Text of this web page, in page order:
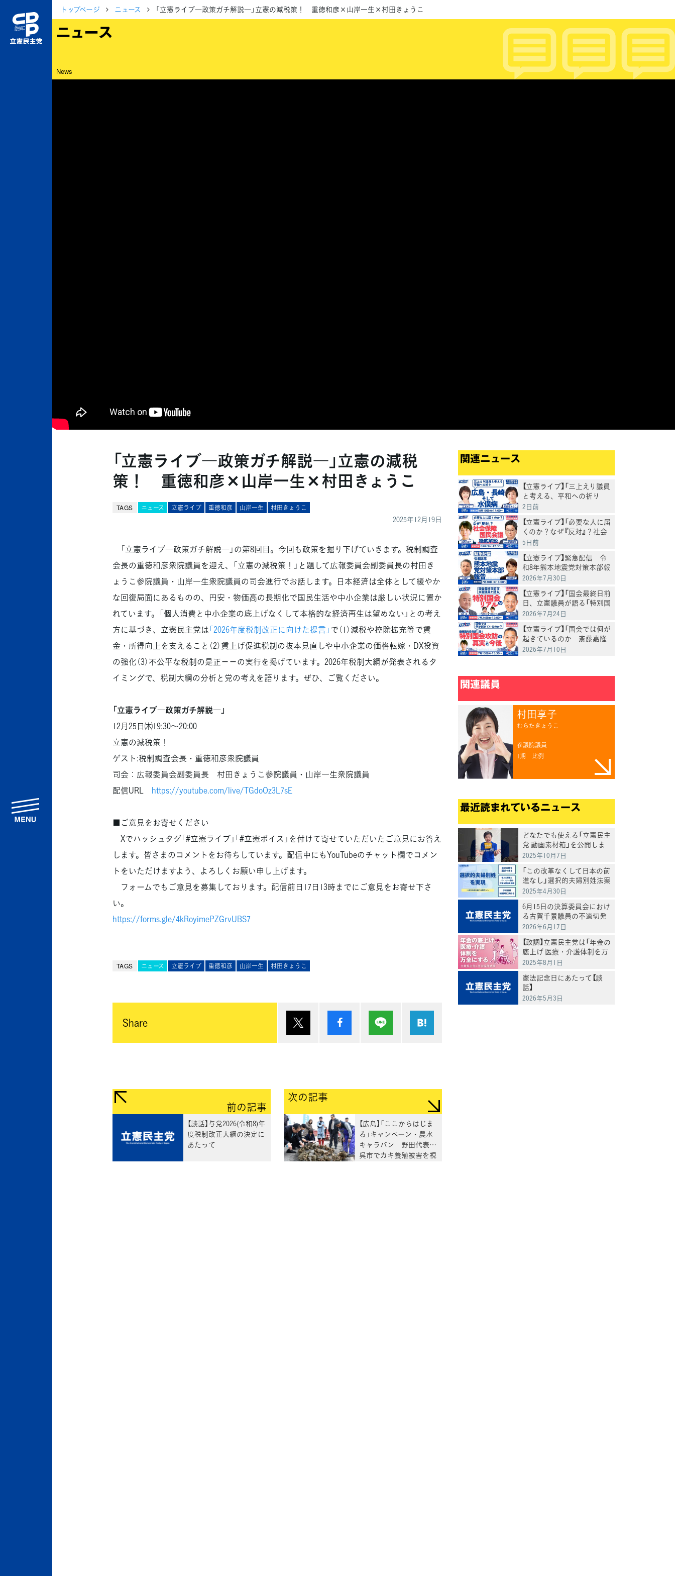
トップページ ニュース 「立憲ライブ―政策ガチ解説―」立憲の減税策！ 重徳和彦×山岸一生×村田きょうこ
ニュース
News
「立憲ライブ―政策ガチ解説―」立憲の減税
策！ 重徳和彦×山岸一生×村田きょうこ
TAGS ニュース 立憲ライブ 重徳和彦 山岸一生 村田きょうこ
2025年12月19日
「立憲ライブ―政策ガチ解説―」の第8回目。今回も政策を掘り下げていきます。税制調査
会長の重徳和彦衆院議員を迎え、「立憲の減税策！」と題して広報委員会副委員長の村田き
ょうこ参院議員・山岸一生衆院議員の司会進行でお話します。日本経済は全体として緩やか
な回復局面にあるものの、円安・物価高の長期化で国民生活や中小企業は厳しい状況に置か
れています。「個人消費と中小企業の底上げなくして本格的な経済再生は望めない」との考え
方に基づき、立憲民主党は「2026年度税制改正に向けた提言」で（1）減税や控除拡充等で賃
金・所得向上を支えること（2）賃上げ促進税制の抜本見直しや中小企業の価格転嫁・DX投資
の強化（3）不公平な税制の是正－－の実行を掲げています。2026年税制大綱が発表されるタ
イミングで、税制大綱の分析と党の考えを語ります。ぜひ、ご覧ください。
「立憲ライブ―政策ガチ解説―」
12月25日㈭19:30～20:00
立憲の減税策！
ゲスト:税制調査会長・重徳和彦衆院議員
司会：広報委員会副委員長 村田きょうこ参院議員・山岸一生衆院議員
配信URL https://youtube.com/live/TGdoOz3L7sE
■ご意見をお寄せください
Xでハッシュタグ「#立憲ライブ」「#立憲ボイス」を付けて寄せていただいたご意見にお答え
します。皆さまのコメントをお待ちしています。配信中にもYouTubeのチャット欄でコメン
トをいただけますよう、よろしくお願い申し上げます。
フォームでもご意見を募集しております。配信前日17日13時までにご意見をお寄せ下さ
い。
https://forms.gle/4kRoyimePZGrvUBS7
TAGS ニュース 立憲ライブ 重徳和彦 山岸一生 村田きょうこ
Share シェア Lineで送る
前の記事
【談話】与党2026(令和8)年
度税制改正大綱の決定に
あたって
次の記事
【広島】「ここからはじま
る」キャンペーン・農水
キャラバン 野田代表、
呉市でカキ養殖被害を視
関連ニュース
【立憲ライブ】「三上えり議員
と考える、平和への祈り
広島・長崎、そして水俣病」
2日前
【立憲ライブ】「必要な人に届
くのか？なぜ『反対』？社会
保障国民会議 徹底解説」石
5日前
【立憲ライブ】緊急配信 令
和8年熊本地震党対策本部報
告 小沢雅仁×山内かなこ
2026年7月30日
【立憲ライブ】「国会最終日前
日、立憲議員が語る「特別国
会」のリアル」斎藤嘉隆×鬼
かなこ
2026年7月24日
【立憲ライブ】「国会では何が
起きているのか 斎藤嘉隆
国対委員長に聞く 特別国
2026年7月10日
関連議員
村田享子
むらたきょうこ
参議院議員
1期 比例
最近読まれているニュース
どなたでも使える「立憲民主
党 動画素材箱」を公開しま
した
2025年10月7日
「この改革なくして日本の前
進なし」選択的夫婦別姓法案
を提出
2025年4月30日
6月15日の決算委員会におけ
る古賀千景議員の不適切発
言と処分について
2026年6月17日
【政調】立憲民主党は「年金の
底上げ 医療・介護体制を万
全にする」
2025年8月1日
憲法記念日にあたって【談
話】
2026年5月3日